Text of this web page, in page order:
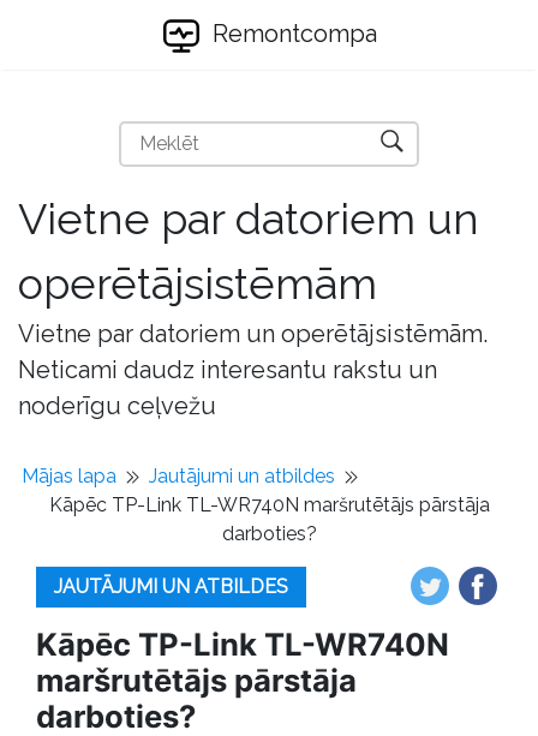
Remontcompa
Vietne par datoriem un
operētājsistēmām
Vietne par datoriem un operētājsistēmām.
Neticami daudz interesantu rakstu un
noderīgu ceļvežu
Mājas lapa
Jautājumi un atbildes
Kāpēc TP-Link TL-WR740N maršrutētājs pārstāja
darboties?
JAUTĀJUMI UN ATBILDES
Kāpēc TP-Link TL-WR740N
maršrutētājs pārstāja
darboties?